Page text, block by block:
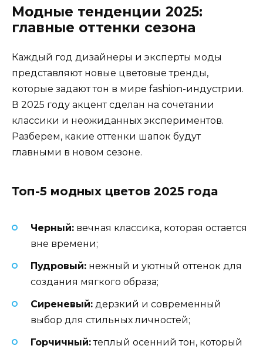
Модные тенденции 2025:
главные оттенки сезона
Каждый год дизайнеры и эксперты моды
представляют новые цветовые тренды,
которые задают тон в мире fashion-индустрии.
В 2025 году акцент сделан на сочетании
классики и неожиданных экспериментов.
Разберем, какие оттенки шапок будут
главными в новом сезоне.
Топ-5 модных цветов 2025 года
Черный: вечная классика, которая остается
вне времени;
Пудровый: нежный и уютный оттенок для
создания мягкого образа;
Сиреневый: дерзкий и современный
выбор для стильных личностей;
Горчичный:теплый осенний тон, который